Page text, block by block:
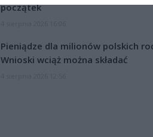
początek
Pieniądze dla milionów polskich
Wnioski wciąż można składać